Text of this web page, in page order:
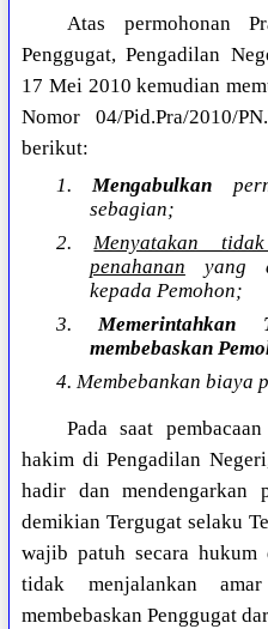
Atas permohonan
Penggugat, Pengadilan
17 Mei 2010 kemudian
Nomor 04/Pid.Pra/2010/
berikut:
1.Mengabulkan
sebagian;
2.Menyatakan
penahanan yang
kepada Pemohon;
3.Memerintahkan
membebaskan
4. Membebankan biaya
Pada saat
hakim di Pengadilan
hadir dan mendengarkan
demikian Tergugat selaku
wajib patuh secara
tidak menjalankan
membebaskan Penggugat